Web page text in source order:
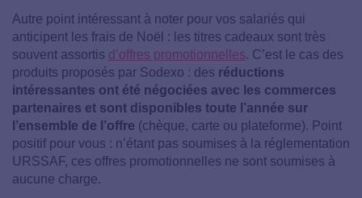
Autre point intéressant à noter pour vos salariés qui
anticipent les frais de Noël : les titres cadeaux sont très
souvent assortis d’offres promotionnelles. C’est le cas des
produits proposés par Sodexo : des réductions
intéressantes ont été négociées avec les commerces
partenaires et sont disponibles toute l’année sur
l’ensemble de l’offre (chèque, carte ou plateforme). Point
positif pour vous : n’étant pas soumises à la réglementation
URSSAF, ces offres promotionnelles ne sont soumises à
aucune charge.